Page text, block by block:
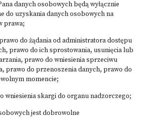
danych osobowych będą wyłącznie
do uzyskania danych osobowych na
prawa;
do żądania od administratora dostępu
prawo do ich sprostowania, usunięcia lub
prawo do wniesienia sprzeciwu
prawo do przenoszenia danych, prawo do
momencie;
wniesienia skargi do organu nadzorczego;
jest dobrowolne